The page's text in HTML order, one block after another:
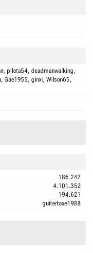
pilota54 deadmanwalking
Gae1955 ginxi Wilson65
186.242
4.101.352
194.621
guitertaxe1988